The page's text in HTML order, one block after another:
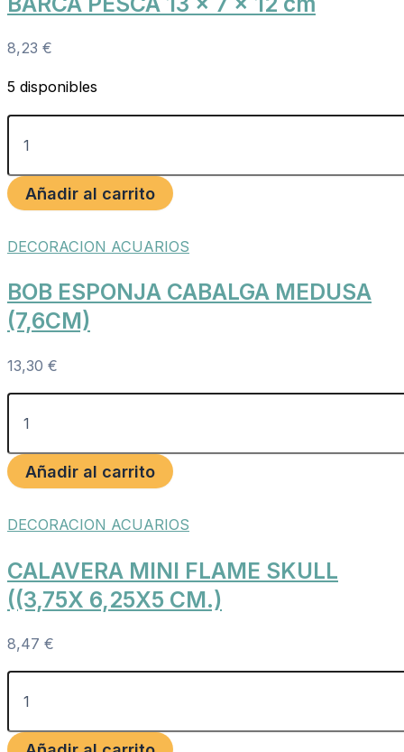
8,23 €
5 disponibles
Añadir al carrito
DECORACION ACUARIOS
BOB ESPONJA CABALGA MEDUSA
(7,6CM)
13,30 €
Añadir al carrito
DECORACION ACUARIOS
CALAVERA MINI FLAME SKULL
((3,75X 6,25X5 CM.)
8,47 €